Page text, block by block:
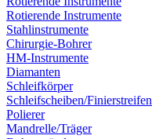
Rotierende Instrumente
Stahlinstrumente
Chirurgie-Bohrer
HM-Instrumente
Diamanten
Schleifkörper
Schleifscheiben/Finierstreifen
Polierer
Mandrelle/Träger